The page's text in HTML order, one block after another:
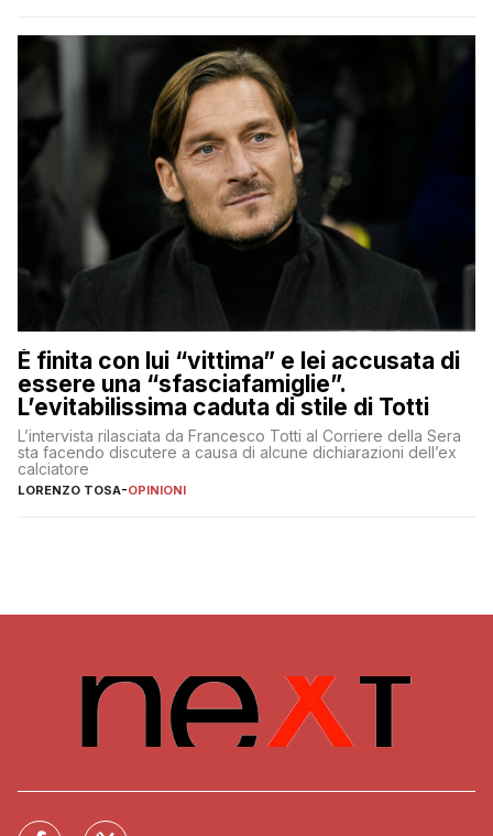
È finita con lui “vittima” e lei accusata di
essere una “sfasciafamiglie”.
L’evitabilissima caduta di stile di Totti
L’intervista rilasciata da Francesco Totti al Corriere della Sera
sta facendo discutere a causa di alcune dichiarazioni dell’ex
calciatore
LORENZO TOSA-OPINIONI